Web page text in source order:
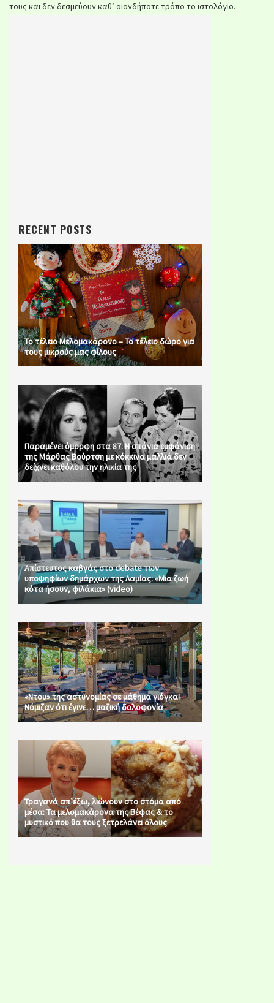
τους και δεν δεσμεύουν καθ’ οιονδήποτε τρόπο το ιστολόγιο.
RECENT POSTS
Το τέλειο Μελομακάρονο – Το τέλειο δώρο για
τους μικρούς μας φίλους
Παραμένει όμορφη στα 87: Η σπάνια εμφάνιση
της Μάρθας Βούρτση με κόκκινα μαλλιά δεν
δείχνει καθόλου την ηλικία της
Απίστευτος καβγάς στο debate των
υποψηφίων δημάρχων της Λαμίας: «Μια ζωή
κότα ήσουν, φιλάκια» (video)
«Ντου» της αστυνομίας σε μάθημα γιόγκα!
Νόμιζαν ότι έγινε… μαζική δολοφονία
Τραγανά απ’έξω, λιώνουν στο στόμα από
μέσα: Τα μελομακάρονα της Βέφας & το
μυστικό που θα τους ξετρελάνει όλους